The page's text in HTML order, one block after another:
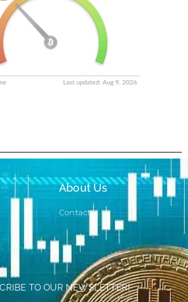
About Us
Contact
TO OUR NEWSLETTER!